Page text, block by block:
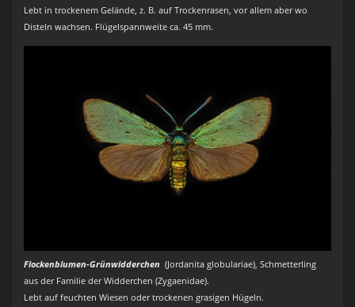
Lebt in trockenem Gelände, z. B. auf Trockenrasen, vor allem aber wo
Disteln wachsen. Flügelspannweite ca. 45 mm.
Flockenblumen-Grünwidderchen (Jordanita globulariae), Schmetterling
aus der Familie der Widderchen (Zygaenidae).
Lebt auf feuchten Wiesen oder trockenen grasigen Hügeln.